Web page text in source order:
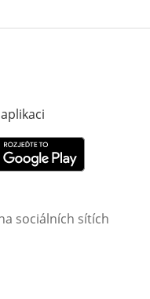
v novém okně
sociálních sítích
novém okně